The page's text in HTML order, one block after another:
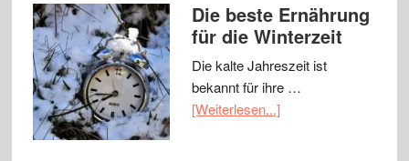
Die beste Ernährung
für die Winterzeit
Die kalte Jahreszeit ist
bekannt für ihre …
[Weiterlesen...]